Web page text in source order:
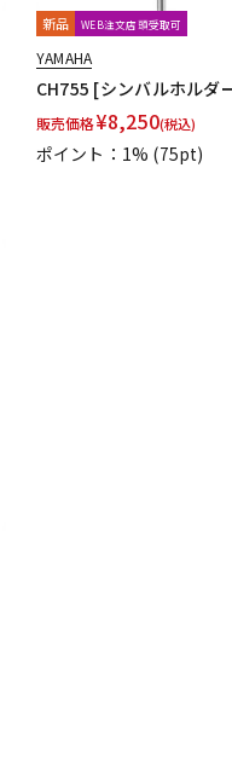
新品 WEB注文店頭受取可
YAMAHA
CH755 [シンバルホルダ
販売価格¥8,250(税込)
ポイント：1% (75pt)